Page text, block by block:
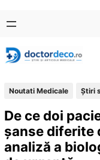
conținut
content
Noutati Medicale Ştiri
De ce doi
șanse diferite
analiză a